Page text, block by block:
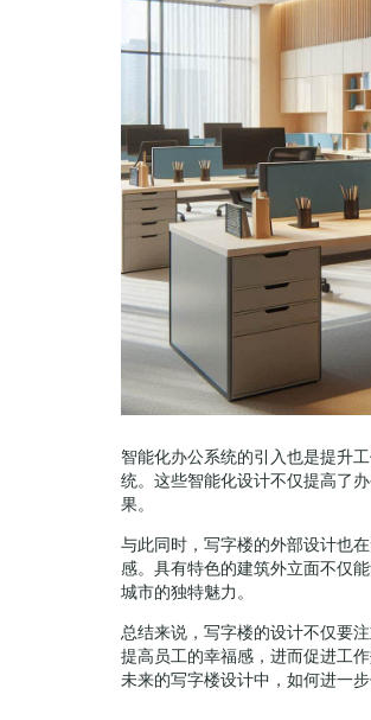
智能化办公系统的引入也是提升
统。这些智能化设计不仅提高了
果。
与此同时，写字楼的外部设计也
感。具有特色的建筑外立面不仅
城市的独特魅力。
总结来说，写字楼的设计不仅要
提高员工的幸福感，进而促进工
未来的写字楼设计中，如何进一